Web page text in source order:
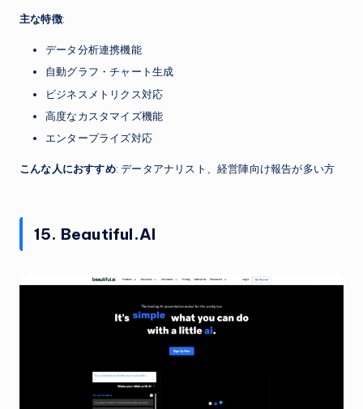
主な特徴:
データ分析連携機能
自動グラフ・チャート生成
ビジネスメトリクス対応
高度なカスタマイズ機能
エンタープライズ対応
こんな人におすすめ: データアナリスト、経営陣向け報告が多い方
15. Beautiful.AI